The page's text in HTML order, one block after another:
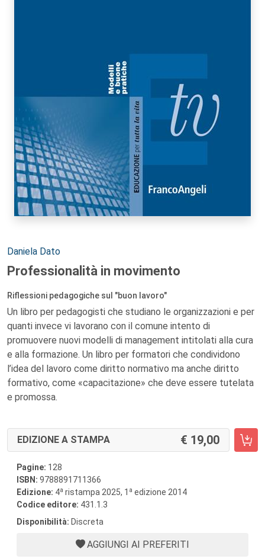
Autori:
Daniela Dato
Professionalità in movimento
Riflessioni pedagogiche sul "buon lavoro"
Un libro per pedagogisti che studiano le organizzazioni e per
quanti invece vi lavorano con il comune intento di
promuovere nuovi modelli di management intitolati alla cura
e alla formazione. Un libro per formatori che condividono
l’idea del lavoro come diritto normativo ma anche diritto
formativo, come «capacitazione» che deve essere tutelata
e promossa.
EDIZIONE A STAMPA 19,00
Pagine: 128
ISBN: 9788891711366
Edizione: 4a ristampa 2025, 1 a edizione 2014
Codice editore: 431.1.3
Disponibilità: Discreta
AGGIUNGI AI PREFERITI